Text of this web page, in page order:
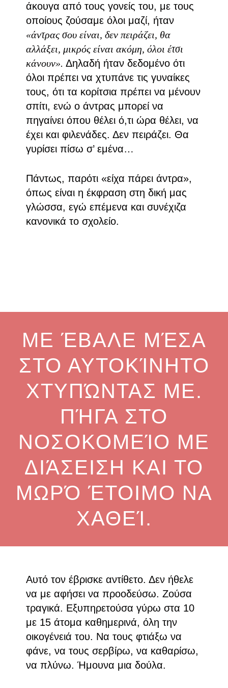
άκουγα από τους γονείς του, με τους
οποίους ζούσαμε όλοι μαζί, ήταν
«άντρας σου είναι, δεν πειράζει, θα
αλλάξει, μικρός είναι ακόμη, όλοι έτσι
κάνουν». Δηλαδή ήταν δεδομένο ότι
όλοι πρέπει να χτυπάνε τις γυναίκες
τους, ότι τα κορίτσια πρέπει να μένουν
σπίτι, ενώ ο άντρας μπορεί να
πηγαίνει όπου θέλει ό,τι ώρα θέλει, να
έχει και φιλενάδες. Δεν πειράζει. Θα
γυρίσει πίσω σ’ εμένα…
Πάντως, παρότι «είχα πάρει άντρα»,
όπως είναι η έκφραση στη δική μας
γλώσσα, εγώ επέμενα και συνέχιζα
κανονικά το σχολείο.
ΜΕ ΈΒΑΛΕ ΜΈΣΑ
ΣΤΟ ΑΥΤΟΚΊΝΗΤΟ
ΧΤΥΠΏΝΤΑΣ ΜΕ.
ΠΉΓΑ ΣΤΟ
ΝΟΣΟΚΟΜΕΊΟ ΜΕ
ΔΙΆΣΕΙΣΗ ΚΑΙ ΤΟ
ΜΩΡΌ ΈΤΟΙΜΟ ΝΑ
ΧΑΘΕΊ.
Αυτό τον έβρισκε αντίθετο. Δεν ήθελε
να με αφήσει να προοδεύσω. Ζούσα
τραγικά. Εξυπηρετούσα γύρω στα 10
με 15 άτομα καθημερινά, όλη την
οικογένειά του. Να τους φτιάξω να
φάνε, να τους σερβίρω, να καθαρίσω,
να πλύνω. Ήμουνα μια δούλα.